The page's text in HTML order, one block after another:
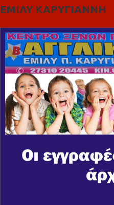
ΕΜΙΛΥ ΚΑΡΥΓΙΑΝΝΗ